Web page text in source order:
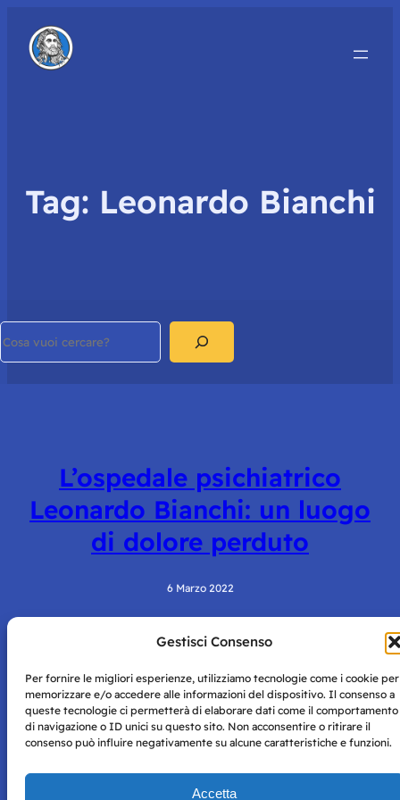
Gestisci Consenso
Per fornire le migliori esperienze, utilizziamo tecnologie come i cookie per
memorizzare e/o accedere alle informazioni del dispositivo. Il consenso a
queste tecnologie ci permetterà di elaborare dati come il comportamento
di navigazione o ID unici su questo sito. Non acconsentire o ritirare il
consenso può influire negativamente su alcune caratteristiche e funzioni.
Accetta
Tag: Leonardo Bianchi
L’ospedale psichiatrico
Leonardo Bianchi: un luogo
di dolore perduto
6 Marzo 2022
Napoli con autorizzazione numero 38 del 25/9/2019.
Tutte le immagini e i contenuti su questo sito sono forniti